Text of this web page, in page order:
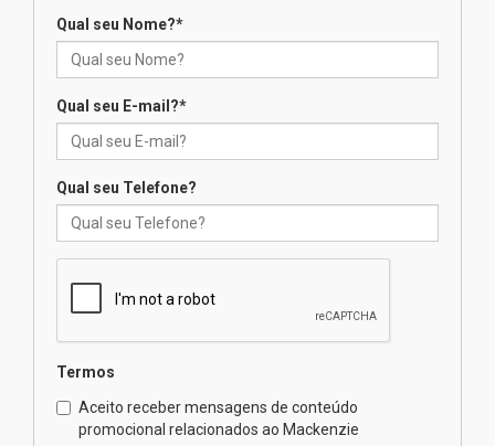
das novas tecnologias em
calouros do segundo semestre
04.08.2026
Brasília prepara seus
estudantes para o PAS antes
mesmo do Ensino Médio
Qual seu Nome?*
Qual seu E-mail?*
Qual seu Telefone?
Termos
Aceito receber mensagens de conteúdo
promocional relacionados ao Mackenzie